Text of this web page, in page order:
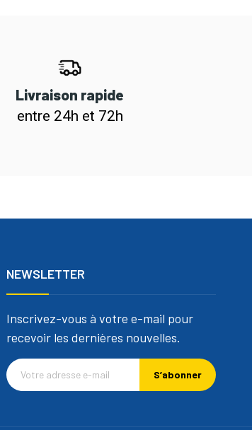
Livraison rapide
entre 24h et 72h
NEWSLETTER
Inscrivez-vous à votre e-mail pour
recevoir les dernières nouvelles.
S’abonner